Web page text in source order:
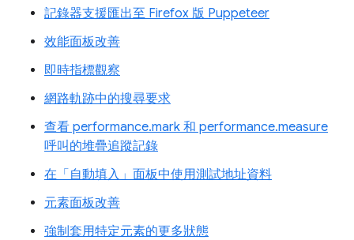
記錄器支援匯出至 Firefox 版 Puppeteer
效能面板改善
即時指標觀察
網路軌跡中的搜尋要求
查看 performance.mark 和 performance.measure
呼叫的堆疊追蹤記錄
在「自動填入」面板中使用測試地址資料
元素面板改善
強制套用特定元素的更多狀態